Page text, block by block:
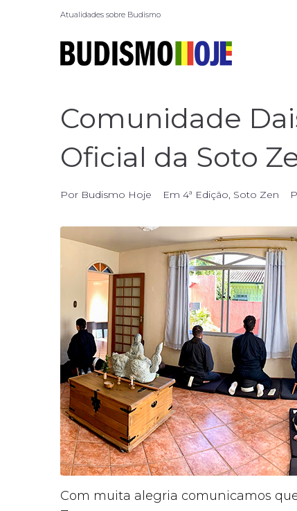
Atualidades sobre Budismo
Comunidade
Oficial da Soto
Por Budismo Hoje Em 4ª Edição, Soto Zen
Com muita alegria comunicamos